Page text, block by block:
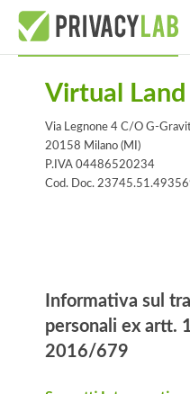
Virtual Land
Via Legnone 4 C/O G-
20158 Milano (MI)
P.IVA 04486520234
Cod. Doc.
Informativa sul
personali ex artt.
2016/679